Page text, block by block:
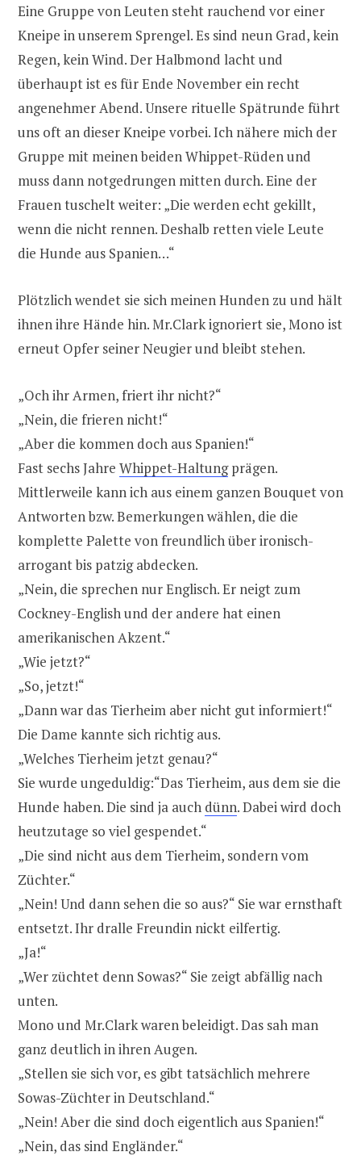
Eine Gruppe von Leuten steht rauchend vor einer
Kneipe in unserem Sprengel. Es sind neun Grad, kein
Regen, kein Wind. Der Halbmond lacht und
überhaupt ist es für Ende November ein recht
angenehmer Abend. Unsere rituelle Spätrunde führt
uns oft an dieser Kneipe vorbei. Ich nähere mich der
Gruppe mit meinen beiden Whippet-Rüden und
muss dann notgedrungen mitten durch. Eine der
Frauen tuschelt weiter: „Die werden echt gekillt,
wenn die nicht rennen. Deshalb retten viele Leute
die Hunde aus Spanien…“
Plötzlich wendet sie sich meinen Hunden zu und hält
ihnen ihre Hände hin. Mr.Clark ignoriert sie, Mono ist
erneut Opfer seiner Neugier und bleibt stehen.
„Och ihr Armen, friert ihr nicht?“
„Nein, die frieren nicht!“
„Aber die kommen doch aus Spanien!“
Fast sechs Jahre Whippet-Haltungprägen.
Mittlerweile kann ich aus einem ganzen Bouquet von
Antworten bzw. Bemerkungen wählen, die die
komplette Palette von freundlich über ironisch-
arrogant bis patzig abdecken.
„Nein, die sprechen nur Englisch. Er neigt zum
Cockney-English und der andere hat einen
amerikanischen Akzent.“
„Wie jetzt?“
„So, jetzt!“
„Dann war das Tierheim aber nicht gut informiert!“
Die Dame kannte sich richtig aus.
„Welches Tierheim jetzt genau?“
Sie wurde ungeduldig:“Das Tierheim, aus dem sie die
Hunde haben. Die sind ja auch dünn. Dabei wird doch
heutzutage so viel gespendet.“
„Die sind nicht aus dem Tierheim, sondern vom
Züchter.“
„Nein! Und dann sehen die so aus?“ Sie war ernsthaft
entsetzt. Ihr dralle Freundin nickt eilfertig.
„Ja!“
„Wer züchtet denn Sowas?“ Sie zeigt abfällig nach
unten.
Mono und Mr.Clark waren beleidigt. Das sah man
ganz deutlich in ihren Augen.
„Stellen sie sich vor, es gibt tatsächlich mehrere
Sowas-Züchter in Deutschland.“
„Nein! Aber die sind doch eigentlich aus Spanien!“
„Nein, das sind Engländer.“